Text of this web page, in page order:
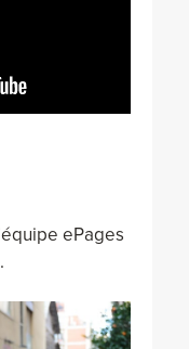
ePages